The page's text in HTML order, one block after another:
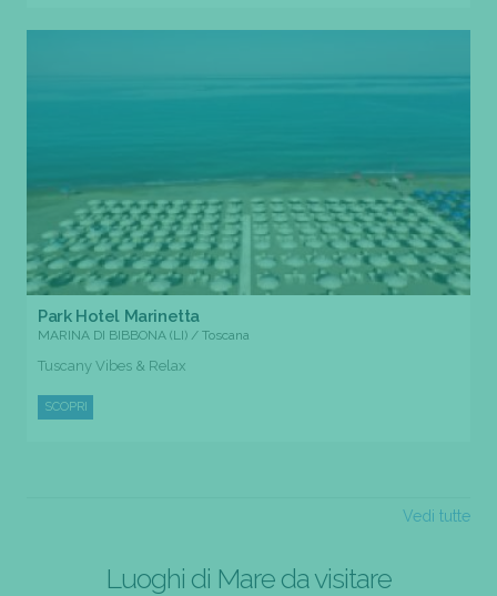
Park Hotel Marinetta
MARINA DI BIBBONA (LI) / Toscana
Tuscany Vibes & Relax
SCOPRI
Vedi tutte
Luoghi di Mare da visitare